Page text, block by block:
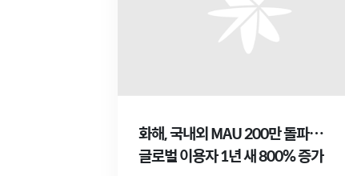
화해, 국내외 MAU 200만 돌파…
글로벌 이용자 1년 새 800% 증가